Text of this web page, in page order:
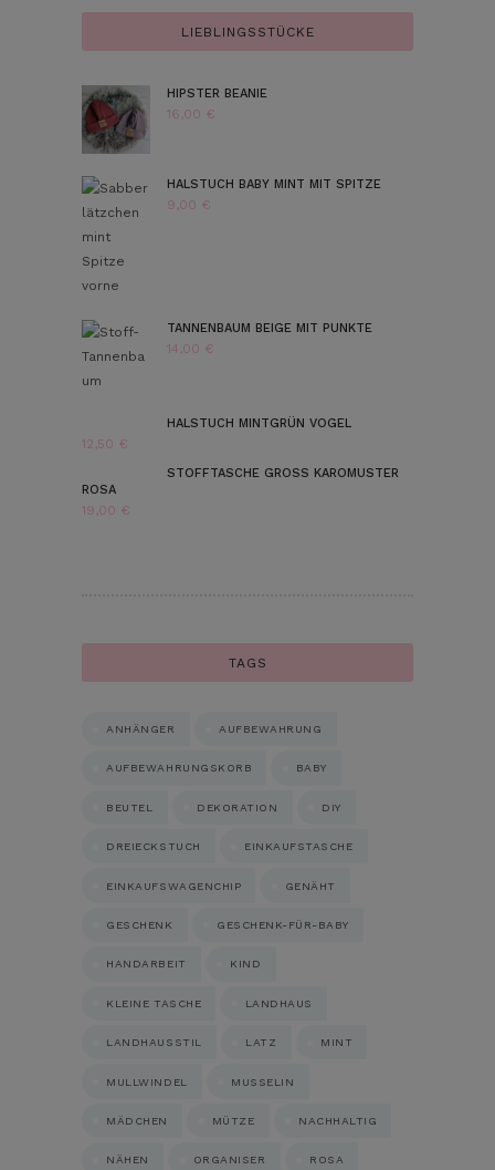
LIEBLINGSSTÜCKE
HIPSTER BEANIE
16,00 €
HALSTUCH BABY MINT MIT SPITZE
9,00 €
TANNENBAUM BEIGE MIT PUNKTE
14,00 €
HALSTUCH MINTGRÜN VOGEL
12,50 €
STOFFTASCHE GROSS KAROMUSTER R
OSA
19,00 €
TAGS
ANHÄNGER AUFBEWAHRUNG
AUFBEWAHRUNGSKORB BABY
BEUTEL DEKORATION DIY
DREIECKSTUCH EINKAUFSTASCHE
EINKAUFSWAGENCHIP GENÄHT
GESCHENK GESCHENK-FÜR-BABY
HANDARBEIT KIND
KLEINE TASCHE LANDHAUS
LANDHAUSSTIL LATZ MINT
MULLWINDEL MUSSELIN
MÄDCHEN MÜTZE NACHHALTIG
NÄHEN ORGANISER ROSA